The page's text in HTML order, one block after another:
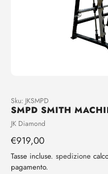
Aggiunta
di
prodotto
tuo
carrello
Sku: JKSMPD
SMPD SMITH
Venditrice
JK Diamond
Prezzo
regolare
€919,00
Tasse incluse. spedizione
pagamento.